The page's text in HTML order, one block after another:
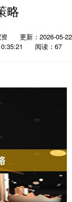
略
更新：2026-05-22
阅读：67